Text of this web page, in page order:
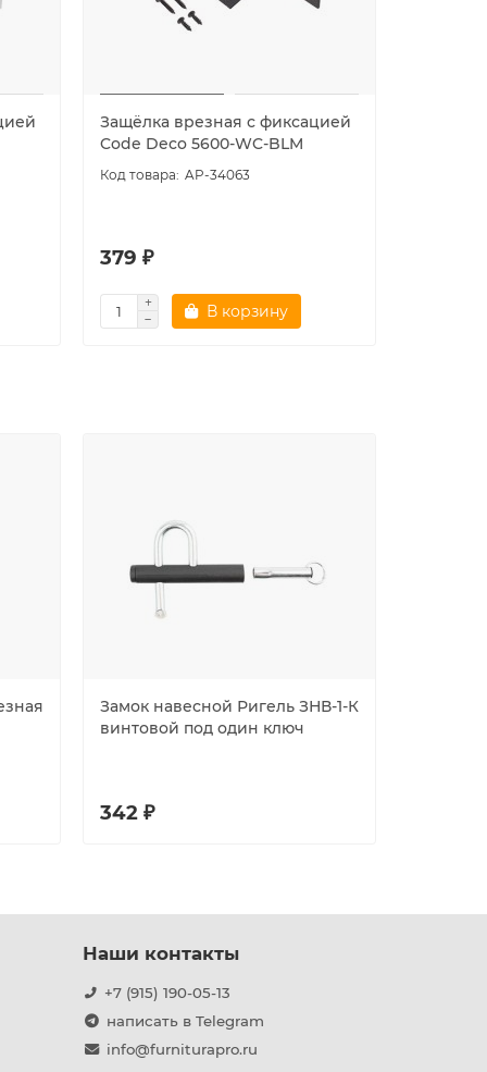
Защёлка врезная с фиксацией
Code Deco 5600-WC-BLM
AP-34063
379 ₽
В корзину
Замок навесной Ригель ЗНВ-1-К
винтовой под один ключ
342 ₽
Наши контакты
+7 (915) 190-05-13
написать в Telegram
info@furniturapro.ru